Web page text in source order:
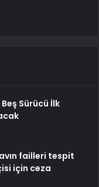
Sürücü İlk
failleri tespit
için ceza